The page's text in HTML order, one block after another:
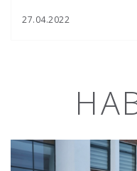
27.04.2022